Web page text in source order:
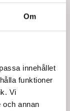
Om
innehållet
funktioner
Vi
och annan
Exkl. moms